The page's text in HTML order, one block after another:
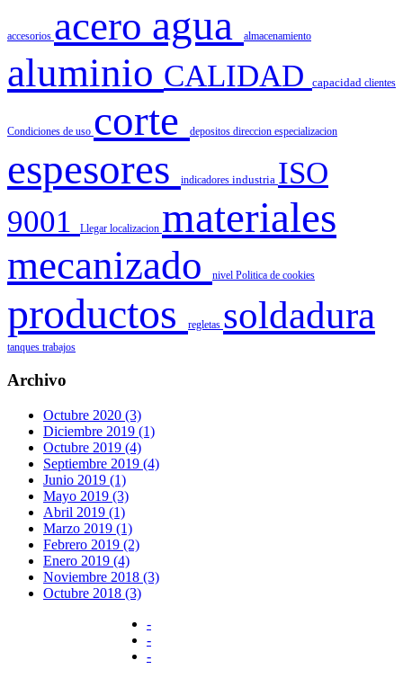
accesorios acero agua almacenamiento
aluminio CALIDAD capacidad clientes
Condiciones de uso corte depositos direccion especializacion
espesores indicadores industria ISO
9001
Llegar localizacion materiales
mecanizado nivel Politica de cookies
productos regletas soldadura
tanques trabajos
Archivo
Octubre 2020 (3)
Diciembre 2019 (1)
Octubre 2019 (4)
Septiembre 2019 (4)
Junio 2019 (1)
Mayo 2019 (3)
Abril 2019 (1)
Marzo 2019 (1)
Febrero 2019 (2)
Enero 2019 (4)
Noviembre 2018 (3)
Octubre 2018 (3)
-
-
-